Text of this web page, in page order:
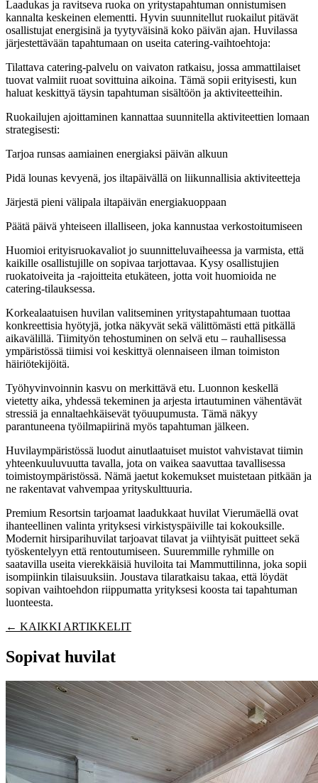
Laadukas ja ravitseva ruoka on yritystapahtuman onnistumisen
kannalta keskeinen elementti. Hyvin suunnitellut ruokailut pitävät
osallistujat energisinä ja tyytyväisinä koko päivän ajan. Huvilassa
järjestettävään tapahtumaan on useita catering-vaihtoehtoja:
Tilattava catering-palvelu on vaivaton ratkaisu, jossa ammattilaiset
tuovat valmiit ruoat sovittuina aikoina. Tämä sopii erityisesti, kun
haluat keskittyä täysin tapahtuman sisältöön ja aktiviteetteihin.
Ruokailujen ajoittaminen kannattaa suunnitella aktiviteettien lomaan
strategisesti:
Tarjoa runsas aamiainen energiaksi päivän alkuun
Pidä lounas kevyenä, jos iltapäivällä on liikunnallisia aktiviteetteja
Järjestä pieni välipala iltapäivän energiakuoppaan
Päätä päivä yhteiseen illalliseen, joka kannustaa verkostoitumiseen
Huomioi erityisruokavaliot jo suunnitteluvaiheessa ja varmista, että
kaikille osallistujille on sopivaa tarjottavaa. Kysy osallistujien
ruokatoiveita ja -rajoitteita etukäteen, jotta voit huomioida ne
catering-tilauksessa.
Korkealaatuisen huvilan valitseminen yritystapahtumaan tuottaa
konkreettisia hyötyjä, jotka näkyvät sekä välittömästi että pitkällä
aikavälillä. Tiimityön tehostuminen on selvä etu – rauhallisessa
ympäristössä tiimisi voi keskittyä olennaiseen ilman toimiston
häiriötekijöitä.
Työhyvinvoinnin kasvu on merkittävä etu. Luonnon keskellä
vietetty aika, yhdessä tekeminen ja arjesta irtautuminen vähentävät
stressiä ja ennaltaehkäisevät työuupumusta. Tämä näkyy
parantuneena työilmapiirinä myös tapahtuman jälkeen.
Huvilaympäristössä luodut ainutlaatuiset muistot vahvistavat tiimin
yhteenkuuluvuutta tavalla, jota on vaikea saavuttaa tavallisessa
toimistoympäristössä. Nämä jaetut kokemukset muistetaan pitkään ja
ne rakentavat vahvempaa yrityskulttuuria.
Premium Resortsin tarjoamat laadukkaat huvilat Vierumäellä ovat
ihanteellinen valinta yrityksesi virkistyspäiville tai kokouksille.
Modernit hirsiparihuvilat tarjoavat tilavat ja viihtyisät puitteet sekä
työskentelyyn että rentoutumiseen. Suuremmille ryhmille on
saatavilla useita vierekkäisiä huviloita tai Mammuttilinna, joka sopii
isompiinkin tilaisuuksiin. Joustava tilaratkaisu takaa, että löydät
sopivan vaihtoehdon riippumatta yrityksesi koosta tai tapahtuman
luonteesta.
← KAIKKI ARTIKKELIT
Sopivat huvilat